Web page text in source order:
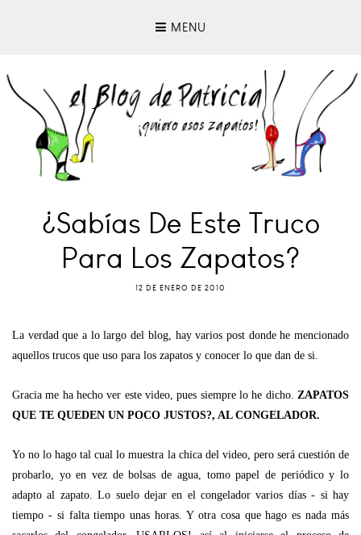
MENU
¿Sabías De Este Truco
Para Los Zapatos?
12 DE ENERO DE 2010
La verdad que a lo largo del blog, hay varios post donde he mencionado
aquellos trucos que uso para los zapatos y conocer lo que dan de si.
Gracia me ha hecho ver este video, pues siempre lo he dicho. ZAPATOS
QUE TE QUEDEN UN POCO JUSTOS?, AL CONGELADOR.
Yo no lo hago tal cual lo muestra la chica del video, pero será cuestión de
probarlo, yo en vez de bolsas de agua, tomo papel de periódico y lo
adapto al zapato. Lo suelo dejar en el congelador varios días - si hay
tiempo - si falta tiempo unas horas. Y otra cosa que hago es nada más